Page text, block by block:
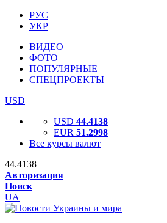
РУС
УКР
ВИДЕО
ФОТО
ПОПУЛЯРНЫЕ
СПЕЦПРОЕКТЫ
USD
USD 44.4138
EUR 51.2998
Все курсы валют
44.4138
Авторизация
Поиск
UA